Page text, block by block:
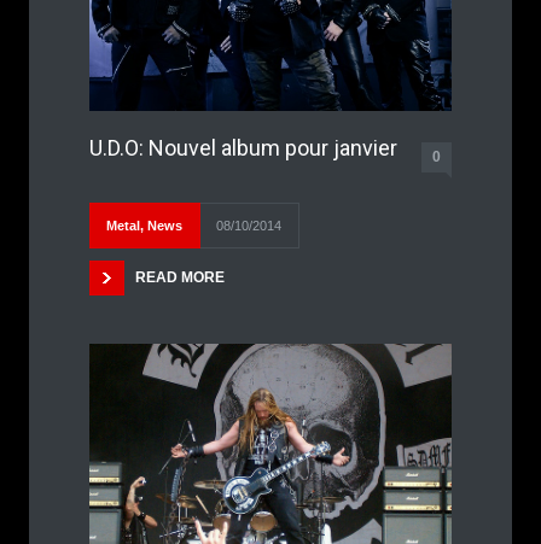
U.D.O: Nouvel album pour janvier 0
Metal, News 08/10/2014
READ MORE